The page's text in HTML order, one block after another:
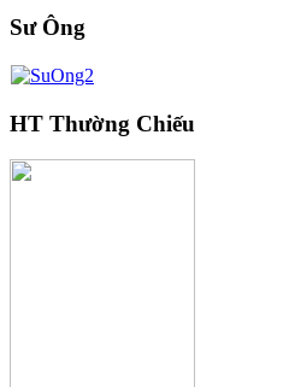
Sư Ông
HT Thường Chiếu